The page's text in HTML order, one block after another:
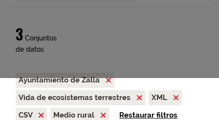
3 Conjuntos
de datos
Ayuntamiento de Zalla
Vida de ecosistemas terrestres
XML
CSV
Medio rural Restaurar filtros